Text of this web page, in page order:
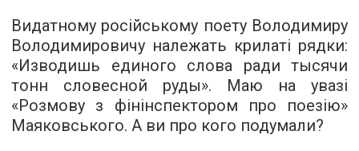
Видатному російському поету Володимиру
Володимировичу належать крилаті рядки:
«Изводишь единого слова ради тысячи
тонн словесной руды». Маю на увазі
«Розмову з фінінспектором про поезію»
Маяковського. А ви про кого подумали?